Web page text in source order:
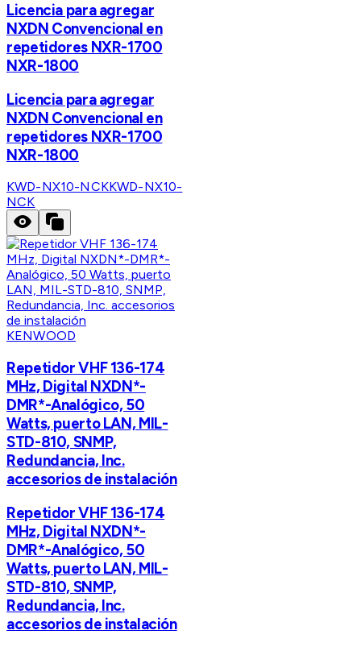
Licencia para agregar
NXDN Convencional en
repetidores NXR-1700
NXR-1800
Licencia para agregar
NXDN Convencional en
repetidores NXR-1700
NXR-1800
KWD-NX10-NCKKWD-NX10-
NCK
KENWOOD
Repetidor VHF 136-174
MHz, Digital NXDN*-
DMR*-Analógico, 50
Watts, puerto LAN, MIL-
STD-810, SNMP,
Redundancia, Inc.
accesorios de instalación
Repetidor VHF 136-174
MHz, Digital NXDN*-
DMR*-Analógico, 50
Watts, puerto LAN, MIL-
STD-810, SNMP,
Redundancia, Inc.
accesorios de instalación